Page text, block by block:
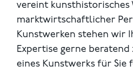
vereint kunsthistorisches
marktwirtschaftlicher
Kunstwerken stehen wir
Expertise gerne
eines Kunstwerks für Sie